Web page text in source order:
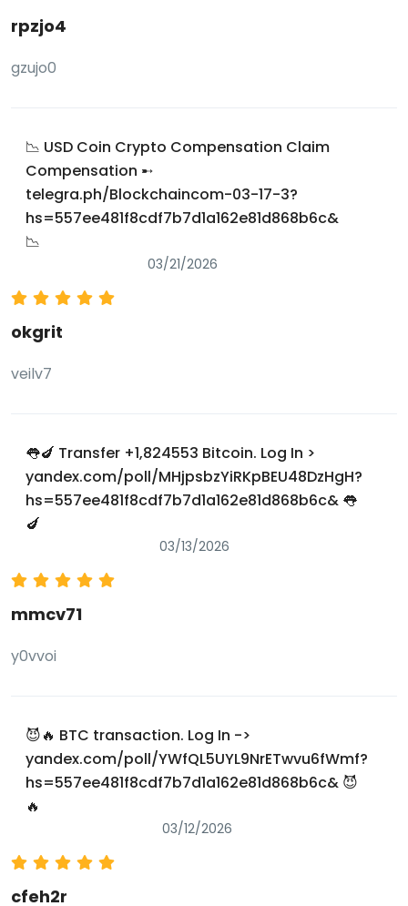
rpzjo4
gzujo0
📉 USD Coin Crypto Compensation Claim
Compensation ➸
telegra.ph/Blockchaincom-03-17-3?
hs=557ee481f8cdf7b7d1a162e81d868b6c&
📉
03/21/2026
okgrit
veilv7
👅🍆 Transfer +1,824553 Bitcoin. Log In >
yandex.com/poll/MHjpsbzYiRKpBEU48DzHgH?
hs=557ee481f8cdf7b7d1a162e81d868b6c& 👅
🍆
03/13/2026
mmcv71
y0vvoi
😈🔥 BTC transaction. Log In ->
yandex.com/poll/YWfQL5UYL9NrETwvu6fWmf?
hs=557ee481f8cdf7b7d1a162e81d868b6c& 😈
🔥
03/12/2026
cfeh2r